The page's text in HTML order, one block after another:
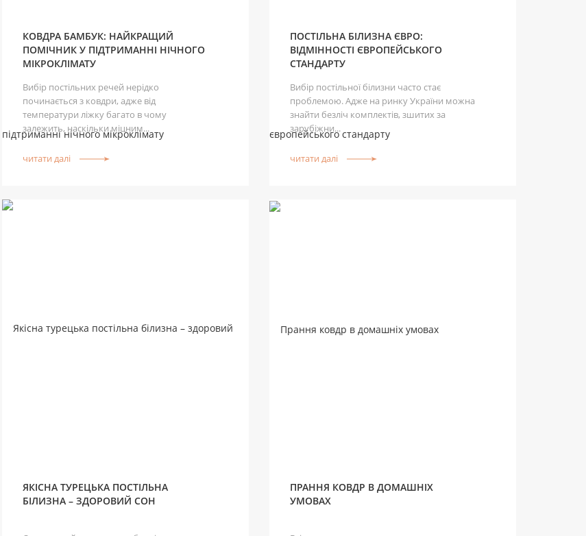
КОВДРА БАМБУК: НАЙКРАЩИЙ
ПОМІЧНИК У ПІДТРИМАННІ НІЧНОГО
МІКРОКЛІМАТУ
Вибір постільних речей нерідко
починається з ковдри, адже від
температури ліжку багато в чому
залежить, наскільки міцним...
читати далі
ПОСТІЛЬНА БІЛИЗНА ЄВРО:
ВІДМІННОСТІ ЄВРОПЕЙСЬКОГО
СТАНДАРТУ
Вибір постільної білизни часто стає
проблемою. Адже на ринку України можна
знайти безліч комплектів, зшитих за
зарубіжни...
читати далі
ЯКІСНА ТУРЕЦЬКА ПОСТІЛЬНА
БІЛИЗНА – ЗДОРОВИЙ СОН
ПРАННЯ КОВДР В ДОМАШНІХ
УМОВАХ